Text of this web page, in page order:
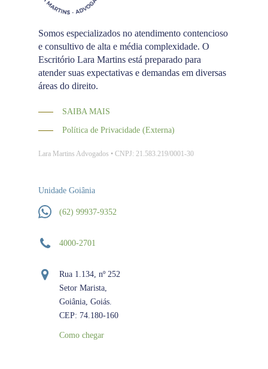
Somos especializados no atendimento contencioso
e consultivo de alta e média complexidade. O
Escritório Lara Martins está preparado para
atender suas expectativas e demandas em diversas
áreas do direito.
SAIBA MAIS
Política de Privacidade (Externa)
Lara Martins Advogados • CNPJ: 21.583.219/0001-30
Unidade Goiânia
(62) 99937-9352
4000-2701
Rua 1.134, nº 252
Setor Marista,
Goiânia, Goiás.
CEP: 74.180-160
Como chegar